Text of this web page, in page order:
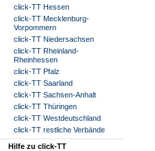
click-TT Hessen
click-TT Mecklenburg-
Vorpommern
click-TT Niedersachsen
click-TT Rheinland-
Rheinhessen
click-TT Pfalz
click-TT Saarland
click-TT Sachsen-Anhalt
click-TT Thüringen
click-TT Westdeutschland
click-TT restliche Verbände
Hilfe zu click-TT